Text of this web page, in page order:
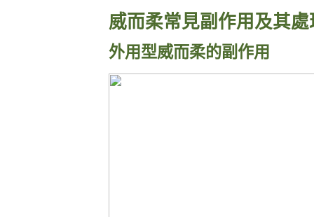
威而柔常見副作用及其處
外用型威而柔的副作用